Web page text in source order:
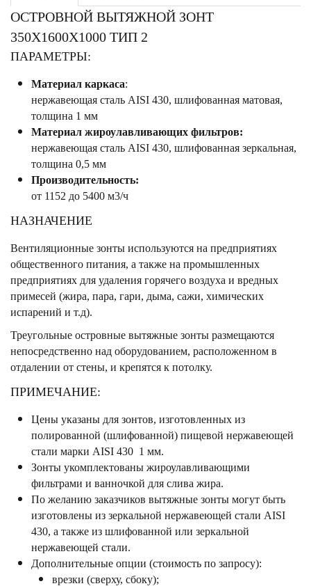
ОСТРОВНОЙ ВЫТЯЖНОЙ ЗОНТ
350X1600X1000 ТИП 2
ПАРАМЕТРЫ:
Материал каркаса:
нержавеющая сталь AISI 430, шлифованная матовая,
толщина 1 мм
Материал жироулавливающих фильтров:
нержавеющая сталь AISI 430, шлифованная зеркальная,
толщина 0,5 мм
Производительность:
от 1152 до 5400 м3/ч
НАЗНАЧЕНИЕ
Вентиляционные зонты используются на предприятиях
общественного питания, а также на промышленных
предприятиях для удаления горячего воздуха и вредных
примесей (жира, пара, гари, дыма, сажи, химических
испарений и т.д).
Треугольные островные вытяжные зонты размещаются
непосредственно над оборудованием, расположенном в
отдалении от стены, и крепятся к потолку.
ПРИМЕЧАНИЕ:
Цены указаны для зонтов, изготовленных из
полированной (шлифованной) пищевой нержавеющей
стали марки AISI 430 1 мм.
Зонты укомплектованы жироулавливающими
фильтрами и ванночкой для слива жира.
По желанию заказчиков вытяжные зонты могут быть
изготовлены из зеркальной нержавеющей стали AISI
430, а также из шлифованной или зеркальной
нержавеющей стали.
Дополнительные опции (стоимость по запросу):
врезки (сверху, сбоку);